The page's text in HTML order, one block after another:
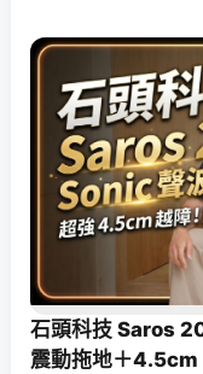
石頭科技 Saros
震動拖地＋4.5cm